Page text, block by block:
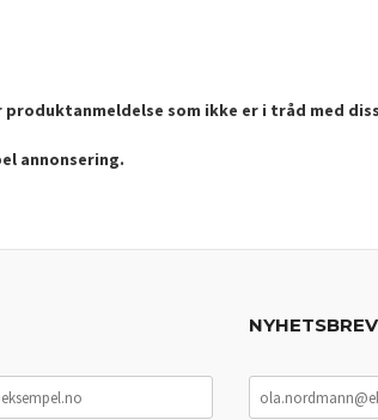
som ikke er i tråd med
annonsering.
NYHETSBREV